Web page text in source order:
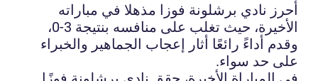
أحرز نادي برشلونة فوزا مذهلا في مباراته
الأخيرة، حيث تغلب على منافسه بنتيجة 3-0،
وقدم أداءً رائعًا أثار إعجاب الجماهير والخبراء
على حد سواء.